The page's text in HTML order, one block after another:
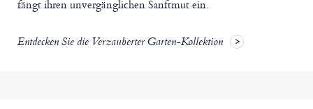
fängt ihren unvergänglichen Sanftmut ein.
Entdecken Sie die Verzauberter Garten-Kollektion